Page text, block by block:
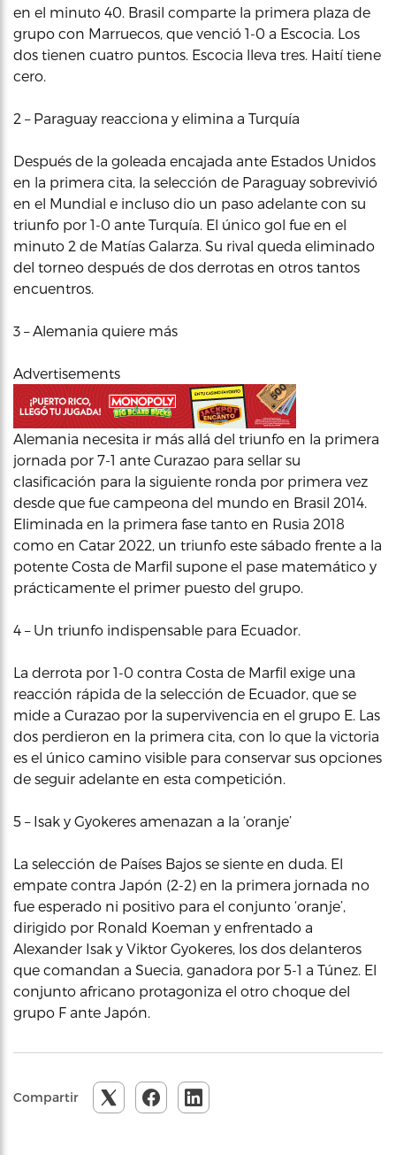
en el minuto 40. Brasil comparte la primera plaza de
grupo con Marruecos, que venció 1-0 a Escocia. Los
dos tienen cuatro puntos. Escocia lleva tres. Haití tiene
cero.
2 – Paraguay reacciona y elimina a Turquía
Después de la goleada encajada ante Estados Unidos
en la primera cita, la selección de Paraguay sobrevivió
en el Mundial e incluso dio un paso adelante con su
triunfo por 1-0 ante Turquía. El único gol fue en el
minuto 2 de Matías Galarza. Su rival queda eliminado
del torneo después de dos derrotas en otros tantos
encuentros.
3 – Alemania quiere más
Advertisements
Alemania necesita ir más allá del triunfo en la primera
jornada por 7-1 ante Curazao para sellar su
clasificación para la siguiente ronda por primera vez
desde que fue campeona del mundo en Brasil 2014.
Eliminada en la primera fase tanto en Rusia 2018
como en Catar 2022, un triunfo este sábado frente a la
potente Costa de Marfil supone el pase matemático y
prácticamente el primer puesto del grupo.
4 – Un triunfo indispensable para Ecuador.
La derrota por 1-0 contra Costa de Marfil exige una
reacción rápida de la selección de Ecuador, que se
mide a Curazao por la supervivencia en el grupo E. Las
dos perdieron en la primera cita, con lo que la victoria
es el único camino visible para conservar sus opciones
de seguir adelante en esta competición.
5 – Isak y Gyokeres amenazan a la ‘oranje’
La selección de Países Bajos se siente en duda. El
empate contra Japón (2-2) en la primera jornada no
fue esperado ni positivo para el conjunto ‘oranje’,
dirigido por Ronald Koeman y enfrentado a
Alexander Isak y Viktor Gyokeres, los dos delanteros
que comandan a Suecia, ganadora por 5-1 a Túnez. El
conjunto africano protagoniza el otro choque del
grupo F ante Japón.
Compartir